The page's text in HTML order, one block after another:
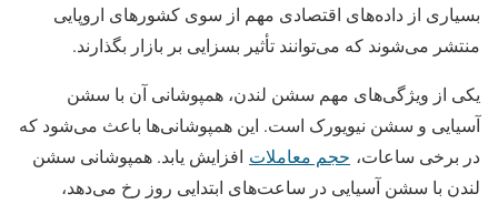
بسیاری از داده‌های اقتصادی مهم از سوی کشورهای اروپایی
منتشر می‌شوند که می‌توانند تأثیر بسزایی بر بازار بگذارند.
یکی از ویژگی‌های مهم سشن لندن، همپوشانی آن با سشن
آسیایی و سشن نیویورک است. این همپوشانی‌ها باعث می‌شود که
در برخی ساعات، حجم معاملات افزایش یابد. همپوشانی سشن
لندن با سشن آسیایی در ساعت‌های ابتدایی روز رخ می‌دهد،